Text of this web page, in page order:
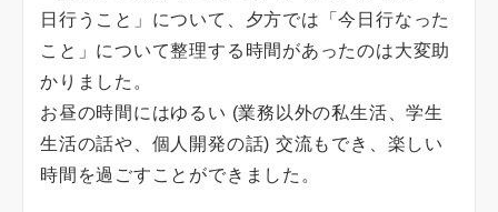
日行うこと」について、夕方では「今日行なった
こと」について整理する時間があったのは大変助
かりました。
お昼の時間にはゆるい (業務以外の私生活、学生
生活の話や、個人開発の話) 交流もでき、楽しい
時間を過ごすことができました。